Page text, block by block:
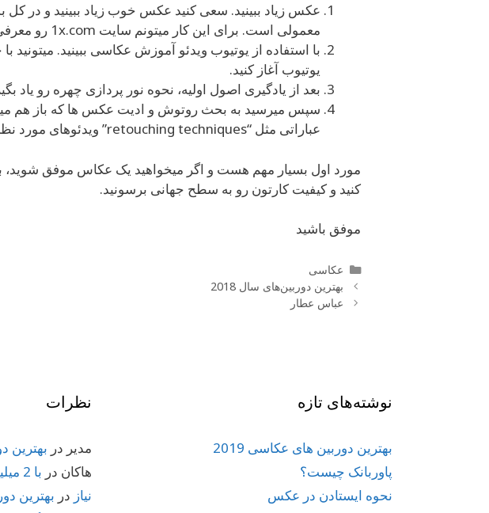
عکس زیاد ببینید. سعی کنید عکس خوب زیاد ببینید و در
معمولی است. برای این کار میتونم سایت 1x.com رو معرفی کنم.
یوتیوب آغاز کنید.
بعد از یادگیری اصول اولیه، نحوه نور پردازی چهره رو یاد
سپس میرسید به بحث روتوش و ادیت عکس ها که باز هم
عباراتی مثل “retouching techniques” ویدئوهای مورد نظر را پیدا کنید.
مورد اول بسیار مهم هست و اگر میخواهید یک عکاس موفق شوید،
کنید و کیفیت کارتون رو به سطح جهانی برسونید.
موفق باشید
دسته‌ها
عکاسی
ناوبری
نوشته‌ها
بهترین دوربین‌های سال 2018
عباس عطار
نوشته‌های تازه
بهترین دوربین های عکاسی 2019
پاوربانک چیست؟
نحوه ایستادن در عکس
نظرات
مدیر در بهترین
هاکان در با 2 میلیون چه دوربینی بخرم؟
نیاز در بهترین